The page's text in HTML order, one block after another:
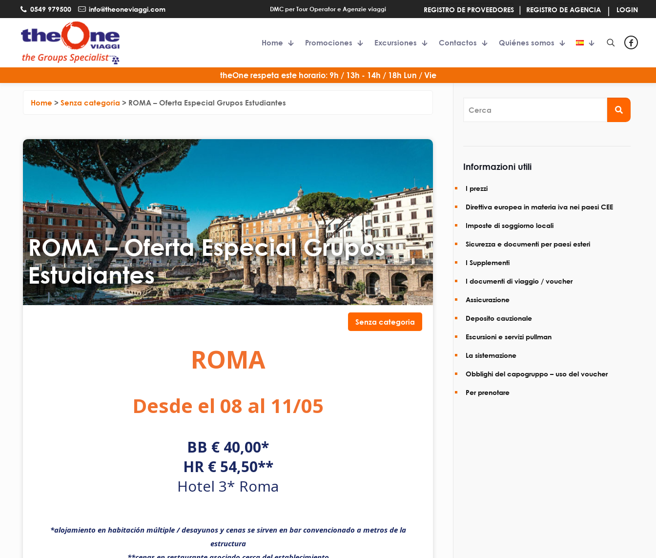
0549 979500 info@theoneviaggi.com DMC per Tour Operator e Agenzie viaggi REGISTRO DE PROVEEDORES | REGISTRO DE AGENCIA | LOGIN
Home Promociones Excursiones Contactos Quiénes somos
theOne respeta este horario: 9h / 13h - 14h / 18h Lun / Vie
Home > Senza categoria > ROMA – Oferta Especial Grupos Estudiantes
ROMA – Oferta Especial Grupos
Estudiantes
Senza categoria
ROMA
Desde el 08 al 11/05
BB € 40,00*
HR € 54,50**
Hotel 3* Roma
*alojamiento en habitación múltiple / desayunos y cenas se sirven en bar convencionado a metros de la
estructura
Informazioni utili
I prezzi
Direttiva europea in materia iva nei paesi CEE
Imposte di soggiorno locali
Sicurezza e documenti per paesi esteri
I Supplementi
I documenti di viaggio / voucher
Assicurazione
Deposito cauzionale
Escursioni e servizi pullman
La sistemazione
Obblighi del capogruppo – uso del voucher
Per prenotare